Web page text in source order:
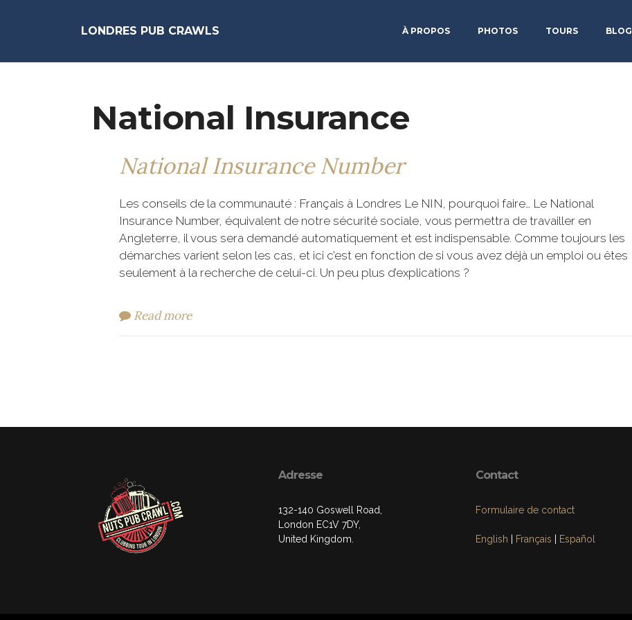
LONDRES PUB CRAWLS À PROPOS PHOTOS TOURS BLOG
National Insurance
National Insurance Number
Les conseils de la communauté : Français à Londres Le NIN, pourquoi faire… Le National
Insurance Number, équivalent de notre sécurité sociale, vous permettra de travailler en
Angleterre, il vous sera demandé automatiquement et est indispensable. Comme toujours les
démarches varient selon les cas, et ici c’est en fonction de si vous avez déjà un emploi ou êtes
seulement à la recherche de celui-ci. Un peu plus d’explications ?
Read more
Adresse
132-140 Goswell Road,
London EC1V 7DY,
United Kingdom.
Contact
Formulaire de contact
English Français Español